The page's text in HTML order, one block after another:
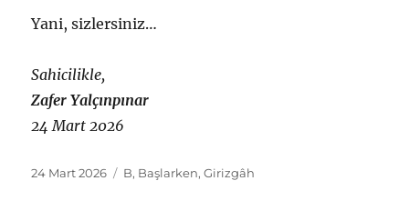
Yani, sizlersiniz…
Sahicilikle,
Zafer Yalçınpınar
24 Mart 2026
Yayın
24 Mart 2026 Etiketler
B, Başlarken,Girizgâh